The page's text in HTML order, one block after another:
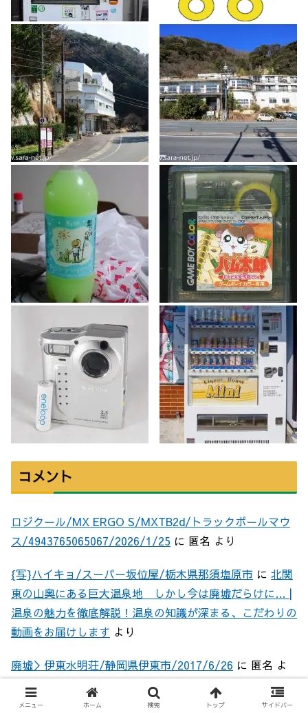
コメント
ロジクール/MX ERGO S/MXTB2d/トラックボールマウ
ス/4943765065067/2026/1/25 に 匿名 より
{写}ハイキョ/スーパー坂位屋/栃木県那須塩原市 に 北関
東の山奥にある巨大温泉地 しかし今は廃墟だらけに… |
温泉の魅力を徹底解説！温泉の知識が深まる、こだわりの
動画をお届けします より
廃墟＞伊東水明荘/静岡県伊東市/2017/6/26 に 匿名 よ
メニュー ホーム 検索 トップ サイドバー